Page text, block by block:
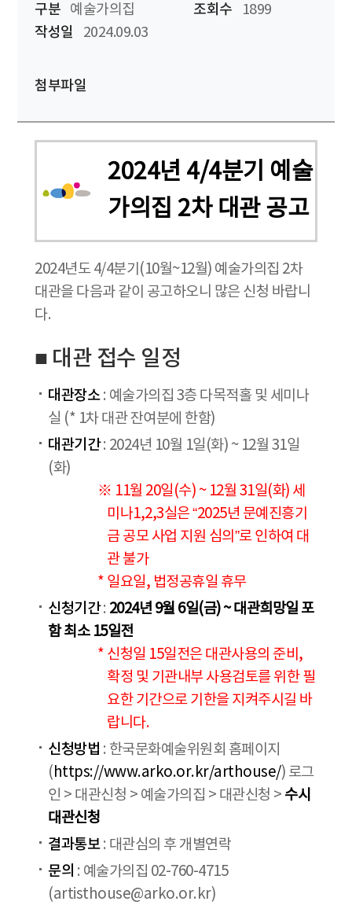
구분 예술가의집 조회수
1899
작성일
2024.09.03
첨부파일
2024년 4/4분기 예술
가의집 2차 대관 공고
2024년도 4/4분기(10월~12월) 예술가의집 2차
대관을 다음과 같이 공고하오니 많은 신청 바랍니
다.
■ 대관 접수 일정
대관장소: 예술가의집 3층 다목적홀 및 세미나
실 (* 1차 대관 잔여분에 한함)
대관기간: 2024년 10월 1일(화) ~ 12월 31일
(화)
※ 11월 20일(수) ~ 12월 31일(화) 세
미나1,2,3실은 “2025년 문예진흥기
금 공모 사업 지원 심의”로 인하여 대
관 불가
* 일요일, 법정공휴일 휴무
신청기간: 2024년 9월 6일(금) ~ 대관희망일 포
함 최소 15일전
* 신청일 15일전은 대관사용의 준비,
확정 및 기관내부 사용검토를 위한 필
요한 기간으로 기한을 지켜주시길 바
랍니다.
신청방법 : 한국문화예술위원회 홈페이지
( https://www.arko.or.kr/arthouse/) 로그
인 > 대관신청 > 예술가의집 > 대관신청 > 수시
대관신청
결과통보: 대관심의 후 개별연락
문의 : 예술가의집 02-760-4715
(artisthouse@arko.or.kr)